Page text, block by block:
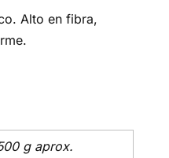
Alto en fibra,
g aprox.